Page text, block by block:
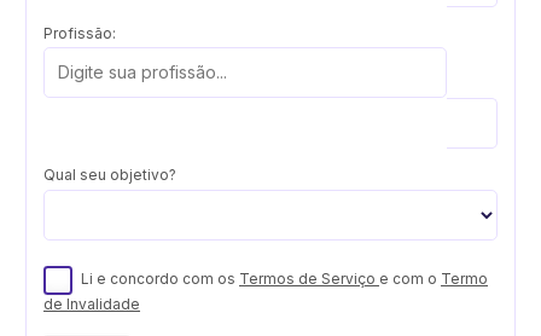
Profissão:
Qual seu objetivo?
Li e concordo com os Termos de Serviço e com o Termo
de Invalidade